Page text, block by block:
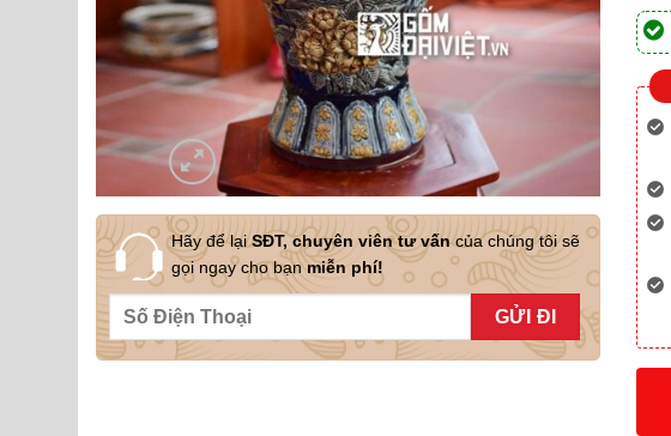
Hãy để lạiSĐT, chuyên viên tư vấncủa chúng tôi sẽ
gọi ngay cho bạnmiễn phí!